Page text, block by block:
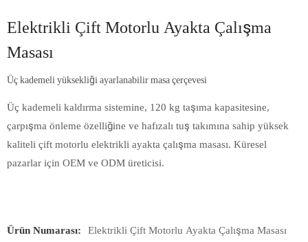
Elektrikli Çift Motorlu Ayakta Çalışma
Masası
Üç kademeli yüksekliği ayarlanabilir masa çerçevesi
Üç kademeli kaldırma sistemine, 120 kg taşıma kapasitesine,
çarpışma önleme özelliğine ve hafızalı tuş takımına sahip yüksek
kaliteli çift motorlu elektrikli ayakta çalışma masası. Küresel
pazarlar için OEM ve ODM üreticisi.
Ürün Numarası: Elektrikli Çift Motorlu Ayakta Çalışma Masası